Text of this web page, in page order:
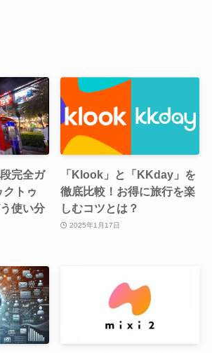
完全ガ
トゥ
使い分
「Klook」と「KKday」を
徹底比較！お得に旅行を楽
しむコツとは？
2025年1月17日